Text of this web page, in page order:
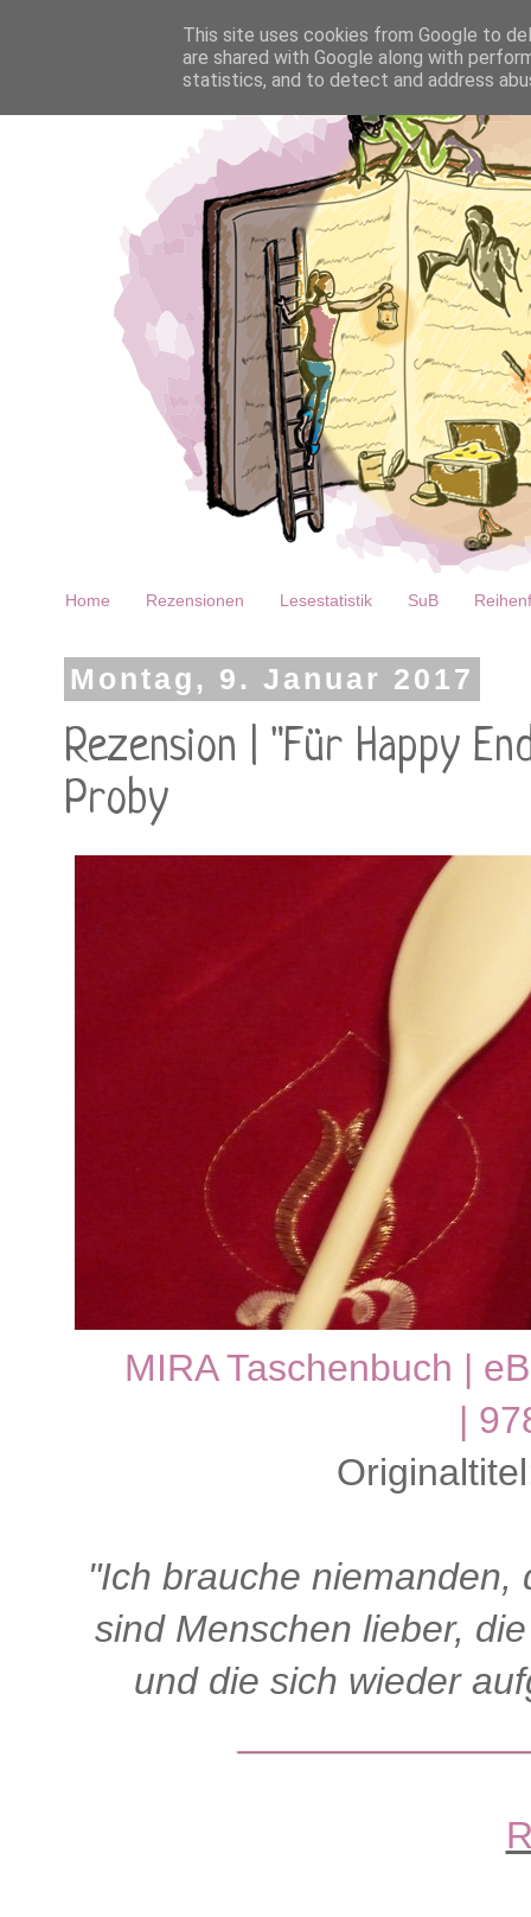
Home Rezensionen Lesestatistik SuB
Montag, 9. Januar 2017
Rezension | "Für Happy
Proby
MIRA Taschenbuch |
|
"Ich brauche
sind Menschen lieber,
und die sich wieder
This site uses cookies from Google to
are shared with Google along with
statistics, and to detect and address